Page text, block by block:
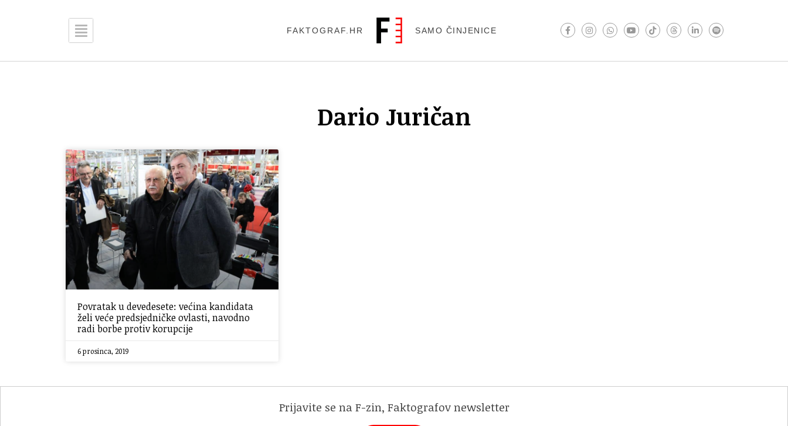
FAKTOGRAF.HR SAMO ČINJENICE
Dario Juričan
Povratak u devedesete: većina kandidata
želi veće predsjedničke ovlasti, navodno
radi borbe protiv korupcije
6 prosinca, 2019
Prijavite se na F-zin, Faktografov newsletter